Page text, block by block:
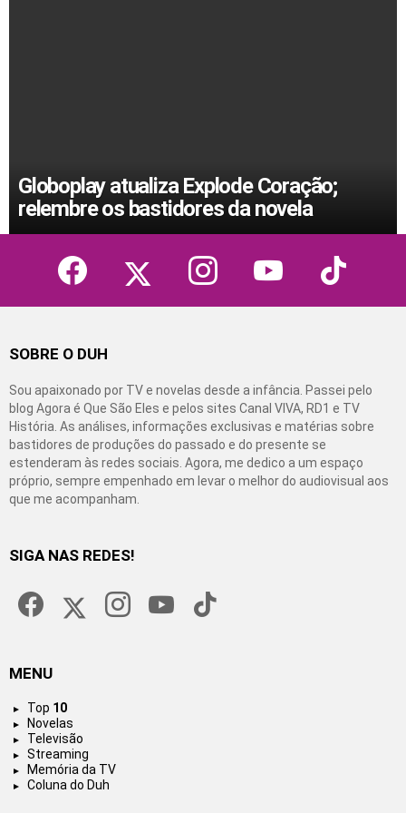
Globoplay atualiza Explode Coração;
relembre os bastidores da novela
facebook instagram youtube tiktok
SOBRE O DUH
Sou apaixonado por TV e novelas desde a infância. Passei pelo
blog Agora é Que São Eles e pelos sites Canal VIVA, RD1 e TV
História. As análises, informações exclusivas e matérias sobre
bastidores de produções do passado e do presente se
estenderam às redes sociais. Agora, me dedico a um espaço
próprio, sempre empenhado em levar o melhor do audiovisual aos
que me acompanham.
SIGA NAS REDES!
MENU
Top 10
Novelas
Televisão
Streaming
Memória da TV
Coluna do Duh